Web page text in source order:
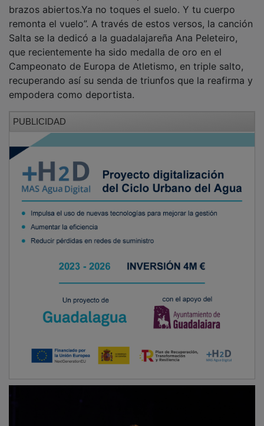
remonta el vuelo”. A través de estos versos, la canción
Salta se la dedicó a la guadalajareña Ana Peleteiro,
que recientemente ha sido medalla de oro en el
Campeonato de Europa de Atletismo, en triple salto,
recuperando así su senda de triunfos que la reafirma y
empodera como deportista.